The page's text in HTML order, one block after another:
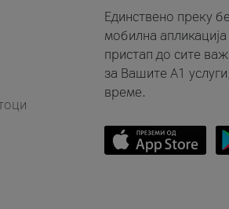
Единствено преку
мобилна апликација
пристап до сите
за Вашите A1
време.